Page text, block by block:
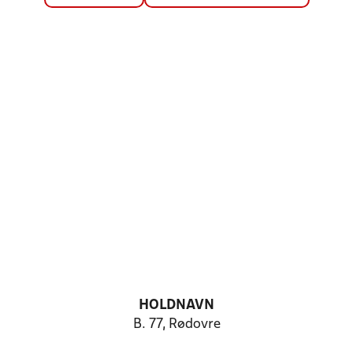
HOLDNAVN
B. 77, Rødovre